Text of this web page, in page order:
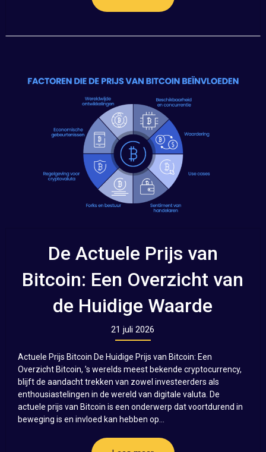
De Actuele Prijs van
Bitcoin: Een Overzicht van
de Huidige Waarde
21 juli 2026
Actuele Prijs Bitcoin De Huidige Prijs van Bitcoin: Een
Overzicht Bitcoin, ’s werelds meest bekende cryptocurrency,
blijft de aandacht trekken van zowel investeerders als
enthousiastelingen in de wereld van digitale valuta. De
actuele prijs van Bitcoin is een onderwerp dat voortdurend in
beweging is en invloed kan hebben op...